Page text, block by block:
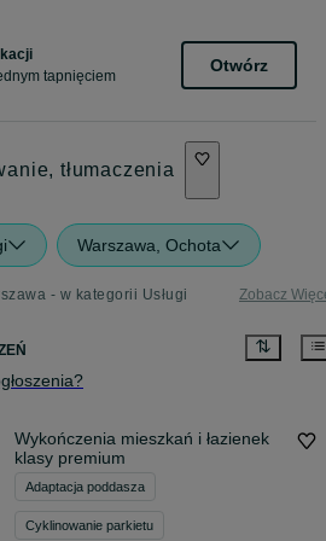
tapnięciem
Otwórz
tłumaczenia
Warszawa, Ochota
- w kategorii Usługi Zobacz
Wykończenia mieszkań i łazienek
klasy premium
Adaptacja poddasza
Cyklinowanie parkietu